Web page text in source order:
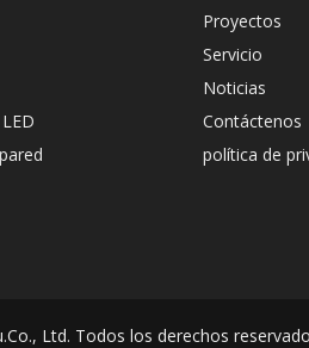
Proyectos
Servicio
Noticias
Contáctenos
política de
Ltd. Todos los derechos